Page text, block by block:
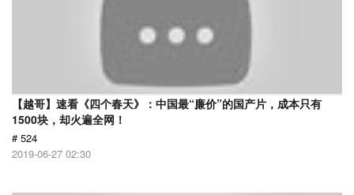
【越哥】速看《四个春天》：中国最“廉价”的国产片，成本只有
1500块，却火遍全网！
# 524
2019-06-27 02:30